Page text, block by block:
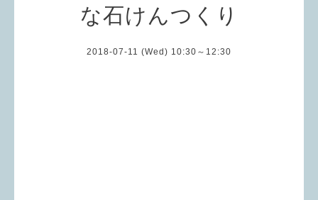
な石けんつくり
2018-07-11 (Wed) 10:30～12:30